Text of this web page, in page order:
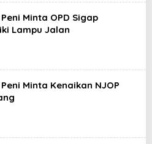
Minta OPD Sigap
Lampu Jalan
Minta Kenaikan NJOP